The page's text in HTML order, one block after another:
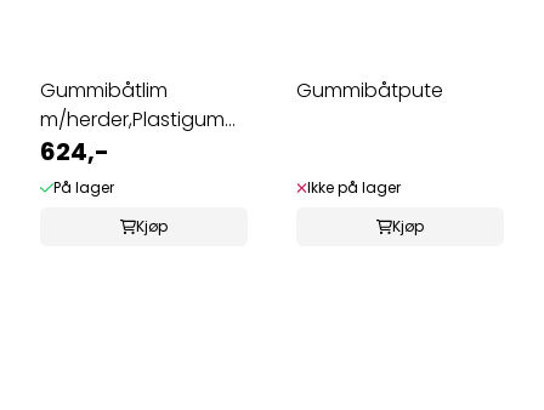
Gummibåtlim
m/herder,Plastigum
77
624,-
På lager
Kjøp
Gummibåtpute
Ikke på lager
Kjøp